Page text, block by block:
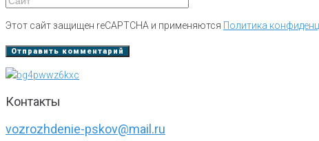
Этот сайт защищен reCAPTCHA и применяются Политика
Контакты
vozrozhdenie-pskov@mail.ru